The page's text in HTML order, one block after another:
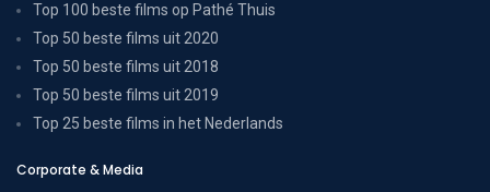
Top 100 beste films op Pathé Thuis
Top 50 beste films uit 2020
Top 50 beste films uit 2018
Top 50 beste films uit 2019
Top 25 beste films in het Nederlands
Corporate & Media